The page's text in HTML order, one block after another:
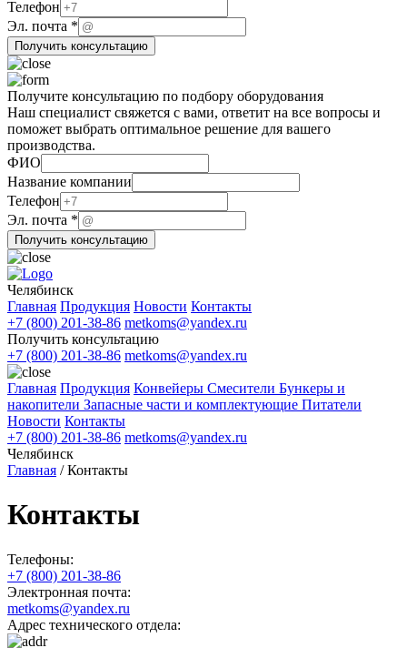
Телефон
Эл.
Эл.
Телефон
Эл. почта *
Получить консультацию
Получите консультацию по подбору оборудования
Наш специалист свяжется с вами, ответит на все вопросы и
поможет выбрать оптимальное решение для вашего
производства.
компании
ФИО
ФИО
Название компании
Телефон
Эл. почта *
Получить консультацию
Челябинск
Главная Продукция Новости Контакты
+7 (800) 201-38-86 metkoms@yandex.ru
Получить консультацию
+7 (800) 201-38-86 metkoms@yandex.ru
Главная Продукция Конвейеры Смесители Бункеры и
накопители Запасные части и комплектующие Питатели
Новости Контакты
+7 (800) 201-38-86 metkoms@yandex.ru
Челябинск
Главная /Контакты
Контакты
Телефоны:
+7 (800) 201-38-86
Электронная почта:
metkoms@yandex.ru
Адрес технического отдела: